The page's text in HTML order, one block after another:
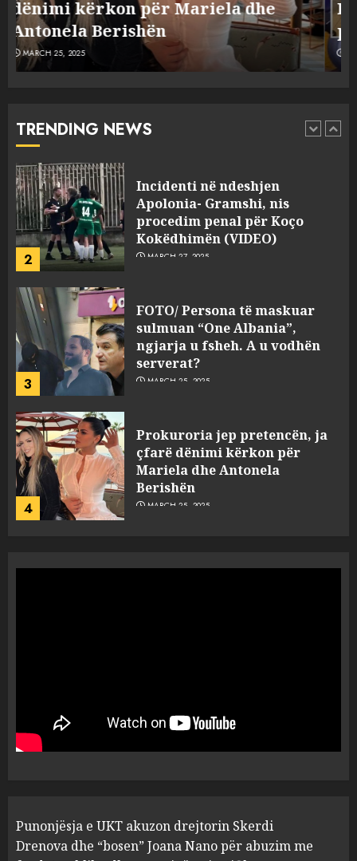
Dumanit flet për PERSONAT që e
plagosën!
MARCH 25, 2025
TRENDING NEWS
5
plagosën!
MARCH 25, 2025
1
Punonjësja e UKT akuzon
pasuri të pajustifikuar
2
Incidenti në ndeshjen
Apolonia- Gramshi, nis
procedim penal për Koço
Kokëdhimën (VIDEO)
MARCH 27, 2025
3
FOTO/ Persona të maskuar
sulmuan “One Albania”,
ngjarja u fsheh. A u vodhën
serverat?
MARCH 25, 2025
4
Prokuroria jep pretencën, ja
çfarë dënimi kërkon për
Mariela dhe Antonela
Berishën
MARCH 25, 2025
1
“bosen” Joana Nano për
abuzim me fondet publike dhe
pasuri të pajustifikuar
Apolonia- Gramshi, nis
procedim penal për Koço
Punonjësja e UKT akuzon drejtorin Skerdi
Drenova dhe “bosen” Joana Nano për abuzim me